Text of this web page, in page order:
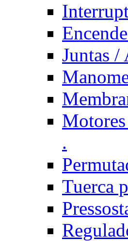
Juntas
.
Tuerca